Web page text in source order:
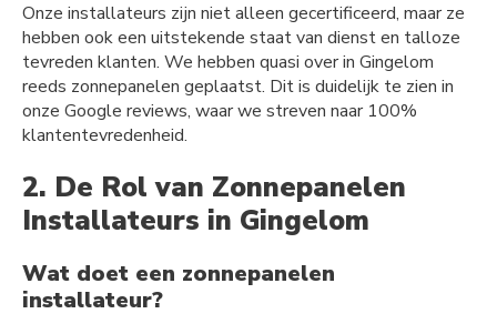
Onze installateurs zijn niet alleen gecertificeerd, maar ze
hebben ook een uitstekende staat van dienst en talloze
tevreden klanten. We hebben quasi over in Gingelom
reeds zonnepanelen geplaatst. Dit is duidelijk te zien in
onze Google reviews, waar we streven naar 100%
klantentevredenheid.
2. De Rol van Zonnepanelen
Installateurs in Gingelom
Wat doet een zonnepanelen
installateur?